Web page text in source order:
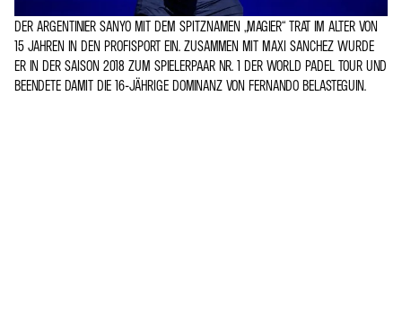
DER ARGENTINIER SANYO MIT DEM SPITZNAMEN „MAGIER“ TRAT IM ALTER VON
15 JAHREN IN DEN PROFISPORT EIN. ZUSAMMEN MIT MAXI SANCHEZ WURDE
ER IN DER SAISON 2018 ZUM SPIELERPAAR NR. 1 DER WORLD PADEL TOUR UND
BEENDETE DAMIT DIE 16-JÄHRIGE DOMINANZ VON FERNANDO BELASTEGUIN.